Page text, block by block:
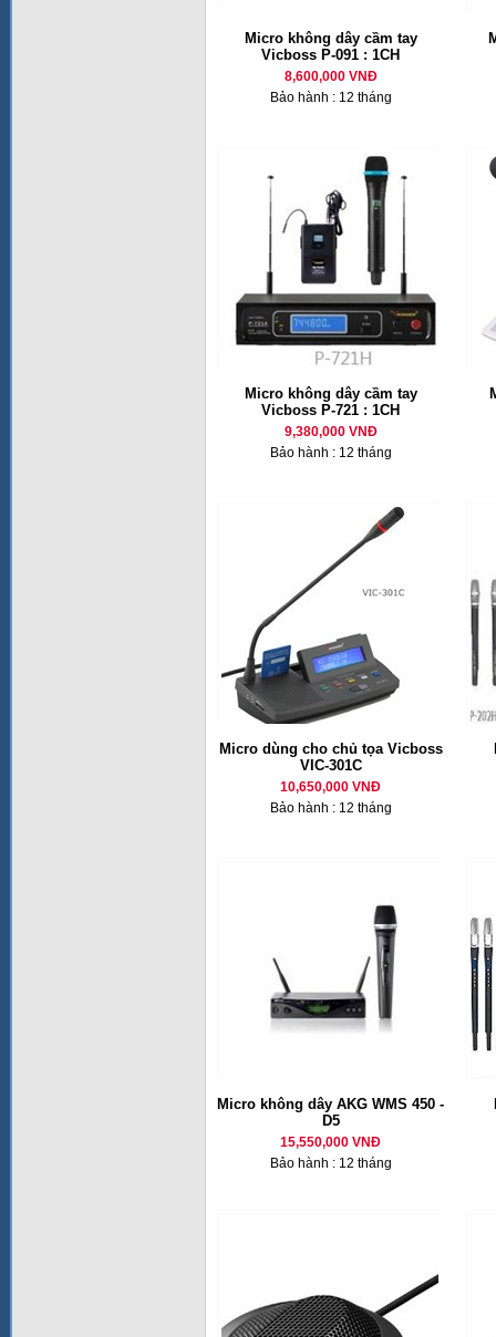
Micro không dây cầm tay
Vicboss P-091 : 1CH
8,600,000 VNĐ
Bảo hành : 12 tháng
Micro không dây cầm tay
Vicboss P-721 : 1CH
9,380,000 VNĐ
Bảo hành : 12 tháng
Micro dùng cho chủ tọa Vicboss
VIC-301C
10,650,000 VNĐ
Bảo hành : 12 tháng
Micro không dây AKG WMS 450 -
D5
15,550,000 VNĐ
Bảo hành : 12 tháng